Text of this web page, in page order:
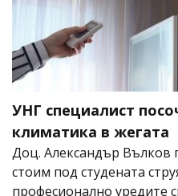
УНГ специалист
климатика в жегата
Доц. Александър Вълков
стоим под студената
професионално уредите